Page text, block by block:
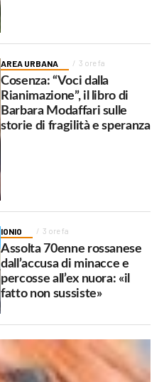
AREA URBANA 3 ore fa
Cosenza: “Voci dalla
Rianimazione”, il libro di
Barbara Modaffari sulle
storie di fragilità e speranza
IONIO 3 ore fa
Assolta 70enne rossanese
dall’accusa di minacce e
percosse all’ex nuora: «il
fatto non sussiste»